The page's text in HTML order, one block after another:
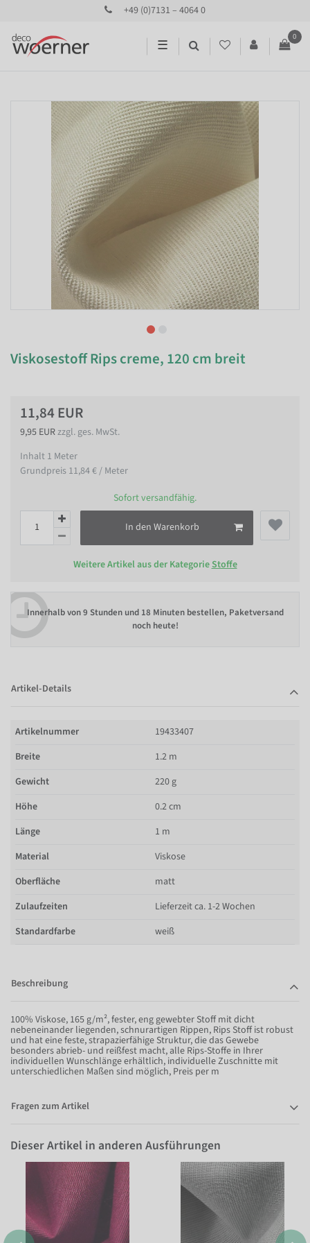
+49 (0)7131 – 4064 0
☰
0
Viskosestoff Rips creme, 120 cm breit
11,84 EUR
9,95 EURzzgl. ges. MwSt.
Inhalt 1 Meter
Grundpreis 11,84 € / Meter
Sofort versandfähig.
In den Warenkorb
Weitere Artikel aus der KategorieStoffe
Innerhalb von9 Stunden und 18 Minuten bestellen, Paketversand
noch heute!
Artikel-Details
Artikelnummer
19433407
Breite
1.2 m
Gewicht
220 g
Höhe
0.2 cm
Länge
1 m
Material
Viskose
Oberfläche
matt
Zulaufzeiten
Lieferzeit ca. 1-2 Wochen
Standardfarbe
weiß
Beschreibung
100% Viskose, 165 g/m², fester, eng gewebter Stoff mit dicht
nebeneinander liegenden, schnurartigen Rippen, Rips Stoff ist robust
und hat eine feste, strapazierfähige Struktur, die das Gewebe
besonders abrieb- und reißfest macht, alle Rips-Stoffe in Ihrer
individuellen Wunschlänge erhältlich, individuelle Zuschnitte mit
unterschiedlichen Maßen sind möglich, Preis per m
Fragen zum Artikel
Dieser Artikel in anderen Ausführungen